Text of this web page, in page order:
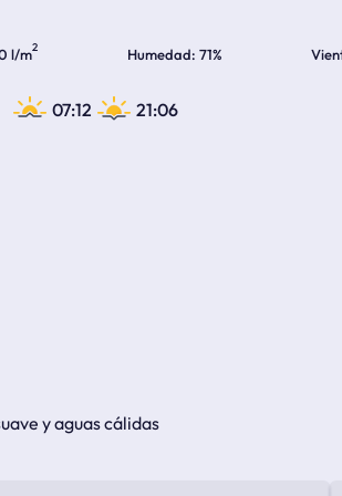
l/m2 Humedad 71%
07:12 21:06
y aguas cálidas